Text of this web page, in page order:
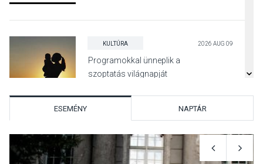
KULTÚRA 2026 AUG 09
Programokkal ünneplik a
szoptatás világnapját
TERMÉSZETI KÖRNYEZET 2026 AUG 09
Hamarosan lehet
ESEMÉNY NAPTÁR